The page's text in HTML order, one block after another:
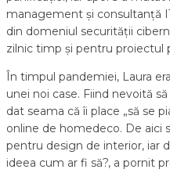
management și consultanță
din domeniul securității
zilnic timp și pentru proiectul
În timpul pandemiei, Laura
unei noi case. Fiind nevoită
dat seama că îi place „să se
online de homedeco. De aici
pentru design de interior, iar
ideea cum ar fi să?, a pornit